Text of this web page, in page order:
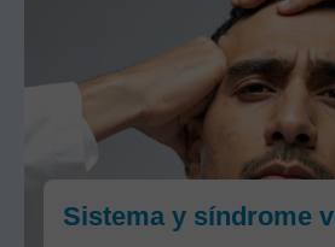
Sistema y síndrome